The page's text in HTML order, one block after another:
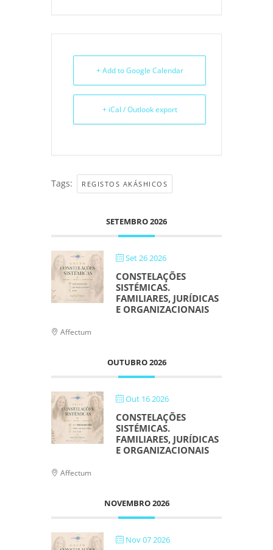
+ Add to Google Calendar
+ iCal / Outlook export
Tags: REGISTOS AKÁSHICOS
SETEMBRO 2026
Set 26 2026
CONSTELAÇÕES
SISTÉMICAS.
FAMILIARES, JURÍDICAS
E ORGANIZACIONAIS
Affectum
OUTUBRO 2026
Out 16 2026
CONSTELAÇÕES
SISTÉMICAS.
FAMILIARES, JURÍDICAS
E ORGANIZACIONAIS
Affectum
NOVEMBRO 2026
Nov 07 2026